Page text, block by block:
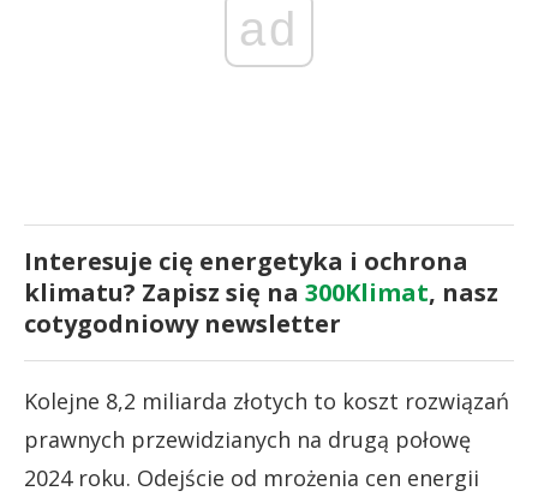
ad
Interesuje cię energetyka i ochrona
klimatu? Zapisz się na 300Klimat, nasz
cotygodniowy newsletter
Kolejne 8,2 miliarda złotych to koszt rozwiązań
prawnych przewidzianych na drugą połowę
2024 roku. Odejście od mrożenia cen energii